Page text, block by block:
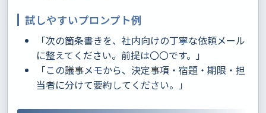
試しやすいプロンプト例
「次の箇条書きを、社内向けの丁寧な依頼メール
に整えてください。前提は〇〇です。」
「この議事メモから、決定事項・宿題・期限・担
当者に分けて要約してください。」